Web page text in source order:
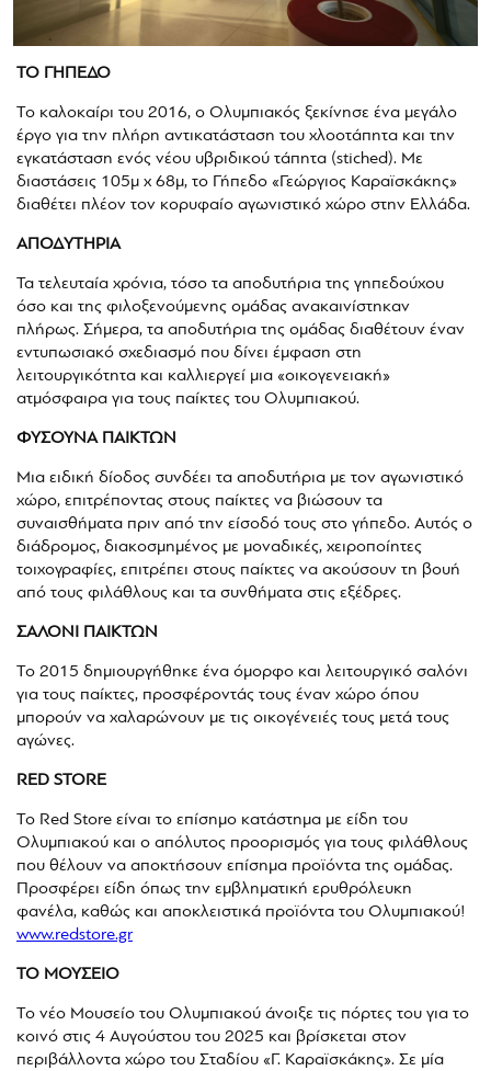
ΤΟ ΓΗΠΕΔΟ
Το καλοκαίρι του 2016, ο Ολυμπιακός ξεκίνησε ένα μεγάλο
έργο για την πλήρη αντικατάσταση του χλοοτάπητα και την
εγκατάσταση ενός νέου υβριδικού τάπητα (stiched). Με
διαστάσεις 105μ x 68μ, το Γήπεδο «Γεώργιος Καραϊσκάκης»
διαθέτει πλέον τον κορυφαίο αγωνιστικό χώρο στην Ελλάδα.
ΑΠΟΔΥΤΗΡΙΑ
Τα τελευταία χρόνια, τόσο τα αποδυτήρια της γηπεδούχου
όσο και της φιλοξενούμενης ομάδας ανακαινίστηκαν
πλήρως. Σήμερα, τα αποδυτήρια της ομάδας διαθέτουν έναν
εντυπωσιακό σχεδιασμό που δίνει έμφαση στη
λειτουργικότητα και καλλιεργεί μια «οικογενειακή»
ατμόσφαιρα για τους παίκτες του Ολυμπιακού.
ΦΥΣΟΥΝΑ ΠΑΙΚΤΩΝ
Μια ειδική δίοδος συνδέει τα αποδυτήρια με τον αγωνιστικό
χώρο, επιτρέποντας στους παίκτες να βιώσουν τα
συναισθήματα πριν από την είσοδό τους στο γήπεδο. Αυτός ο
διάδρομος, διακοσμημένος με μοναδικές, χειροποίητες
τοιχογραφίες, επιτρέπει στους παίκτες να ακούσουν τη βουή
από τους φιλάθλους και τα συνθήματα στις εξέδρες.
ΣΑΛΟΝΙ ΠΑΙΚΤΩΝ
Το 2015 δημιουργήθηκε ένα όμορφο και λειτουργικό σαλόνι
για τους παίκτες, προσφέροντάς τους έναν χώρο όπου
μπορούν να χαλαρώνουν με τις οικογένειές τους μετά τους
αγώνες.
RED STORE
Το Red Store είναι το επίσημο κατάστημα με είδη του
Ολυμπιακού και ο απόλυτος προορισμός για τους φιλάθλους
που θέλουν να αποκτήσουν επίσημα προϊόντα της ομάδας.
Προσφέρει είδη όπως την εμβληματική ερυθρόλευκη
φανέλα, καθώς και αποκλειστικά προϊόντα του Ολυμπιακού!
www.redstore.gr
ΤΟ ΜΟΥΣΕΙΟ
Το νέο Μουσείο του Ολυμπιακού άνοιξε τις πόρτες του για το
κοινό στις 4 Αυγούστου του 2025 και βρίσκεται στον
περιβάλλοντα χώρο του Σταδίου «Γ. Καραϊσκάκης». Σε μία